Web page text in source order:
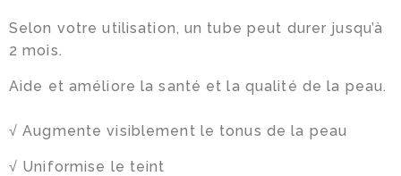
Selon votre utilisation, un tube peut durer jusqu’à
2 mois.
Aide et améliore la santé et la qualité de la peau.
√ Augmente visiblement le tonus de la peau
√ Uniformise le teint